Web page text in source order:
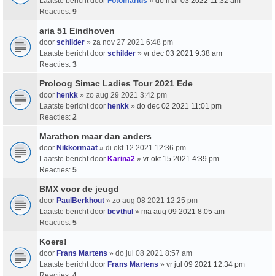
Reacties: 9
aria 51 Eindhoven
door schilder » za nov 27 2021 6:48 pm
Laatste bericht door schilder » vr dec 03 2021 9:38 am
Reacties: 3
Proloog Simac Ladies Tour 2021 Ede
door henkk » zo aug 29 2021 3:42 pm
Laatste bericht door henkk » do dec 02 2021 11:01 pm
Reacties: 2
Marathon maar dan anders
door Nikkormaat » di okt 12 2021 12:36 pm
Laatste bericht door Karina2 » vr okt 15 2021 4:39 pm
Reacties: 5
BMX voor de jeugd
door PaulBerkhout » zo aug 08 2021 12:25 pm
Laatste bericht door bcvthul » ma aug 09 2021 8:05 am
Reacties: 5
Koers!
door Frans Martens » do jul 08 2021 8:57 am
Laatste bericht door Frans Martens » vr jul 09 2021 12:34 pm